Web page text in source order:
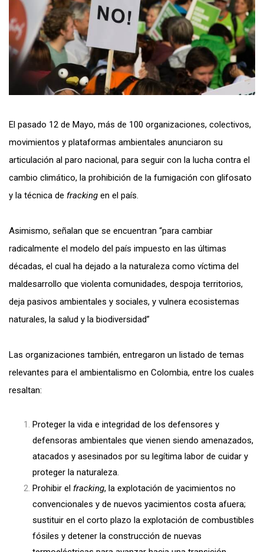
El pasado 12 de Mayo, más de 100 organizaciones, colectivos,
movimientos y plataformas ambientales anunciaron su
articulación al paro nacional, para seguir con la lucha contra el
cambio climático, la prohibición de la fumigación con glifosato
y la técnica de fracking en el país.
Asimismo, señalan que se encuentran “para cambiar
radicalmente el modelo del país impuesto en las últimas
décadas, el cual ha dejado a la naturaleza como víctima del
maldesarrollo que violenta comunidades, despoja territorios,
deja pasivos ambientales y sociales, y vulnera ecosistemas
naturales, la salud y la biodiversidad”
Las organizaciones también, entregaron un listado de temas
relevantes para el ambientalismo en Colombia, entre los cuales
resaltan:
Proteger la vida e integridad de los defensores y
defensoras ambientales que vienen siendo amenazados,
atacados y asesinados por su legítima labor de cuidar y
proteger la naturaleza.
Prohibir el fracking, la explotación de yacimientos no
convencionales y de nuevos yacimientos costa afuera;
sustituir en el corto plazo la explotación de combustibles
fósiles y detener la construcción de nuevas